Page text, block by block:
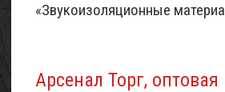
«Звукоизоляционные
Арсенал Торг,